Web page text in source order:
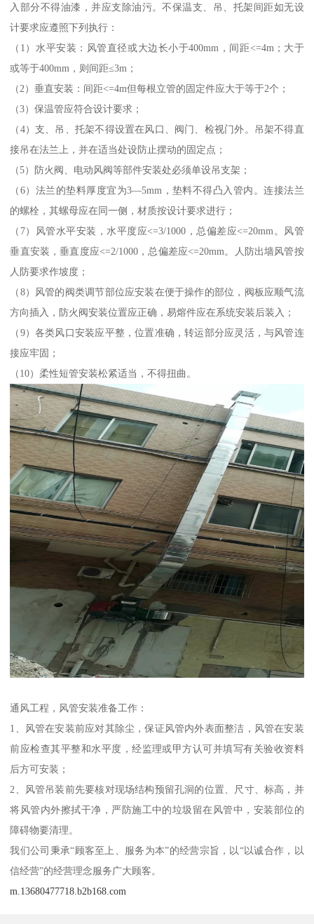
入部分不得油漆，并应支除油污。不保温支、吊、托架间距如无设
计要求应遵照下列执行：
（1）水平安装：风管直径或大边长小于400mm，间距<=4m；大于
或等于400mm，则间距≤3m；
（2）垂直安装：间距<=4m但每根立管的固定件应大于等于2个；
（3）保温管应符合设计要求；
（4）支、吊、托架不得设置在风口、阀门、检视门外。吊架不得直
接吊在法兰上，并在适当处设防止摆动的固定点；
（5）防火阀、电动风阀等部件安装处必须单设吊支架；
（6）法兰的垫料厚度宜为3—5mm，垫料不得凸入管内。连接法兰
的螺栓，其螺母应在同一侧，材质按设计要求进行；
（7）风管水平安装，水平度应<=3/1000，总偏差应<=20mm。风管
垂直安装，垂直度应<=2/1000，总偏差应<=20mm。人防出墙风管按
人防要求作坡度；
（8）风管的阀类调节部位应安装在便于操作的部位，阀板应顺气流
方向插入，防火阀安装位置应正确，易熔件应在系统安装后装入；
（9）各类风口安装应平整，位置准确，转运部分应灵活，与风管连
接应牢固；
（10）柔性短管安装松紧适当，不得扭曲。
通风工程，风管安装准备工作：
1、风管在安装前应对其除尘，保证风管内外表面整洁，风管在安装
前应检查其平整和水平度，经监理或甲方认可并填写有关验收资料
后方可安装；
2、风管吊装前先要核对现场结构预留孔洞的位置、尺寸、标高，并
将风管内外擦拭干净，严防施工中的垃圾留在风管中，安装部位的
障碍物要清理。
我们公司秉承“顾客至上、服务为本”的经营宗旨，以“以诚合作，以
信经营”的经营理念服务广大顾客。
m.13680477718.b2b168.com